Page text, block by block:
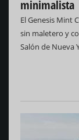
minimalista
El Genesis Mint
sin maletero y
Salón de Nueva